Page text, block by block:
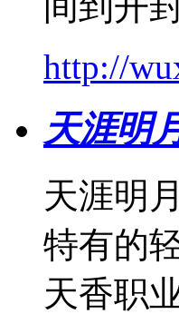
http://
天涯明
天涯明
特有的
天香职